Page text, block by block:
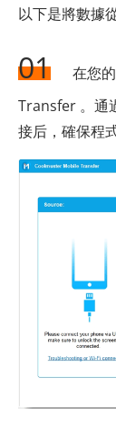
以下是將數據
01
在您
Transfer 。通
接后，確保程